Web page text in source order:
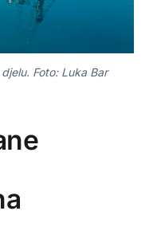
Foto: Luka Bar